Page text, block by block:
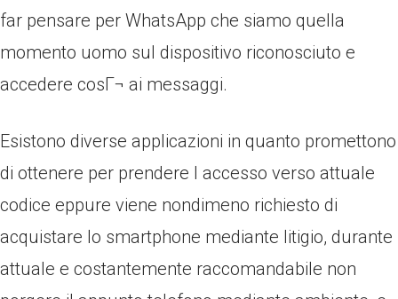
far pensare per WhatsApp che siamo quella
momento uomo sul dispositivo riconosciuto e
accedere cosГ¬ ai messaggi.
Esistono diverse applicazioni in quanto promettono
di ottenere per prendere l accesso verso attuale
codice eppure viene nondimeno richiesto di
acquistare lo smartphone mediante litigio, durante
attuale e costantemente raccomandabile non